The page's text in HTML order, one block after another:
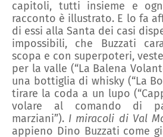
capitoli, tutti insieme e
racconto è illustrato. E lo fa
di essi alla Santa dei casi
impossibili, che Buzzati
scopa e con superpoteri,
per la valle (“La Balena
una bottiglia di whisky (“La
tirare la coda a un lupo (“
volare al comando di
marziani”). I miracoli di Val
appieno Dino Buzzati come